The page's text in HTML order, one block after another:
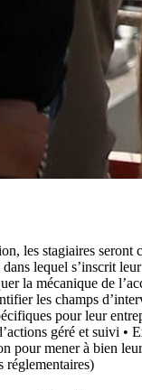
les stagiaires seront
lequel s’inscrit
la mécanique de
les champs
pour leur
géré et suivi •
pour mener à bien
réglementaires)